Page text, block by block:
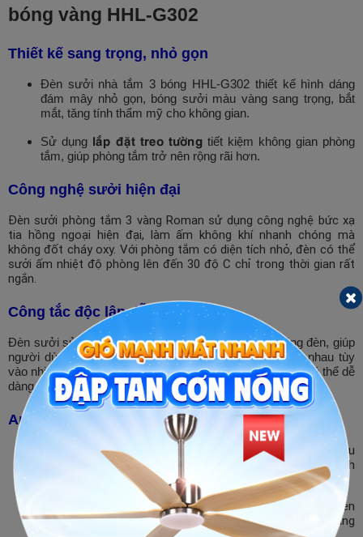
bóng vàng HHL-G302
Thiết kế sang trọng, nhỏ gọn
Đèn sưởi nhà tắm 3 bóng HHL-G302 thiết kế hình dáng
đám mây nhỏ gọn, bóng sưởi màu vàng sang trọng, bắt
mắt, tăng tính thẩm mỹ cho không gian.
Sử dụng lắp đặt treo tường tiết kiệm không gian phòng
tắm, giúp phòng tắm trở nên rộng rãi hơn.
Công nghệ sưởi hiện đại
Đèn sưởi phòng tắm 3 vàng Roman sử dụng công nghệ bức xạ
tia hồng ngoại hiện đại, làm ấm không khí nhanh chóng mà
không đốt cháy oxy. Với phòng tắm có diện tích nhỏ, đèn có thể
sưởi ấm nhiệt độ phòng lên đến 30 độ C chỉ trong thời gian rất
ngắn.
Công tắc độc lập dễ sử dụng
Đèn sưởi sử dụng các công tắc độc lập cho từng bóng đèn, giúp
người dùng có thể sử dụng theo từng công suất khác nhau tùy
vào nhiệt độ phòng và nhu cầu sử dụng. Bóng đèn sưởi có thể dễ
dàng thay thế và lắp đặt.
An toàn trong quá trình sử dụng
Vỏ đèn sưởi nhà tắm hồng ngoại được làm từ chất liệu
nhựa ABS cao cấp cách điện chịu nhiệt, chống cháy thích
hợp trong môi trường ẩm thấp của nhà tắm.
Phần đây nguồn dài 2m,2*1.0mm (dây điện bên trong đèn
bọc 2 lớp chống cháy giúp đèn hoạt động an toàn tăng